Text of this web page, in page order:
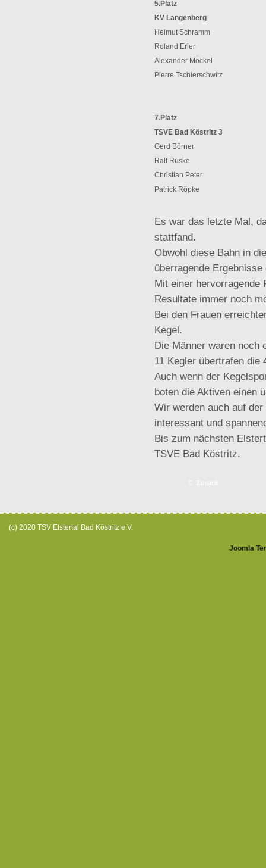
5.Platz
KV Langenberg
Helmut Schramm
Roland Erler
Alexander Möckel
Pierre Tschierschwitz
7.Platz
TSVE Bad Köstritz 3
Gerd Börner
Ralf Ruske
Christian Peter
Patrick Röpke
Es war das letzte Mal,
stattfand.
Obwohl diese Bahn in
überragende Ergebnisse
Mit einer hervorragende
Resultate immer noch
Bei den Frauen
Kegel.
Die Männer waren noch
11 Kegler übertrafen die
Auch wenn der
boten die Aktiven einen
Wir werden auch auf
interessant und
Bis zum nächsten
TSVE Bad Köstritz.
(c) 2020 TSV Elstertal Bad Köstritz e.V.
Joomla